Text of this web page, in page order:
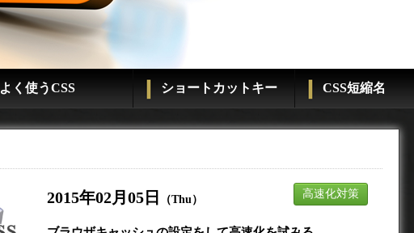
よく使うCSS ショートカットキー CSS短縮名
2015年02月05日 （Thu） 高速化対策